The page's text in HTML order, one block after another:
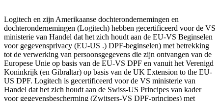
Logitech en zijn Amerikaanse dochterondernemingen en
dochterondernemingen (Logitech) hebben gecertificeerd voor de VS
ministerie van Handel dat het zich houdt aan de EU-VS Beginselen
voor gegevensprivacy (EU-US .) DPF-beginselen) met betrekking
tot de verwerking van persoonsgegevens die zijn ontvangen van de
Europese Unie op basis van de EU-VS DPF en vanuit het Verenigd
Koninkrijk (en Gibraltar) op basis van de UK Extension to the EU-
US DPF. Logitech is gecertificeerd voor de VS ministerie van
Handel dat het zich houdt aan de Swiss-US Principes van kader
voor gegevensbescherming (Zwitsers-VS DPF-principes) met